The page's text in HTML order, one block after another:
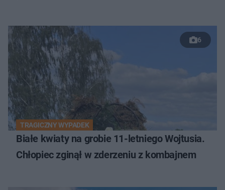
6
TRAGICZNY WYPADEK
Białe kwiaty na grobie 11-letniego Wojtusia.
Chłopiec zginął w zderzeniu z kombajnem